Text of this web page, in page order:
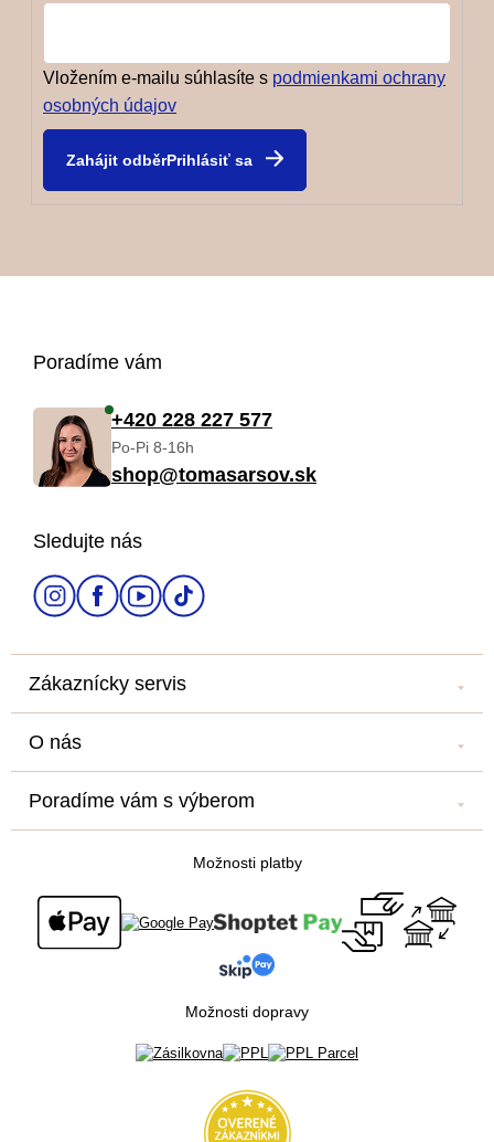
Vložením e-mailu súhlasíte s podmienkami ochrany
osobných údajov
Prihlásiť sa
Poradíme vám
+420 228 227 577
Po-Pi 8-16h
shop@tomasarsov.sk
Sledujte nás
Zákaznícky servis
Doprava a platba
Obchodné podmienky
Podmienky ochrany osobných údajov
O nás
Poradíme vám s výberom
Možnosti platby
Možnosti dopravy